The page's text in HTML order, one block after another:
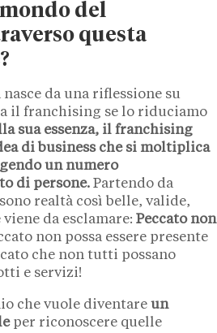
del
questa
nasce da una riflessione su
il franchising se lo riduciamo
sua essenza, il franchising
di business che si moltiplica
un numero
di persone. Partendo da
realtà così belle, valide,
da esclamare: Peccato non
non possa essere presente
che non tutti possano
e servizi!
che vuole diventare un
per riconoscere quelle